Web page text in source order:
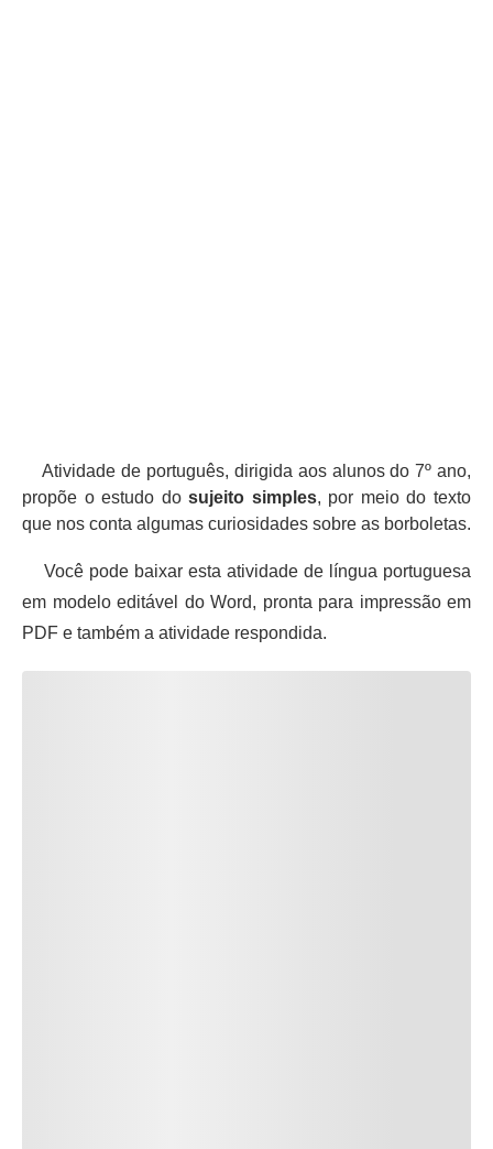
Atividade de português, dirigida aos alunos do 7º ano,
propõe o estudo dosujeito simples, por meio do texto
que nos conta algumas curiosidades sobre as borboletas.
Você pode baixar esta atividade de língua portuguesa
em modelo editável do Word, pronta para impressão em
PDF e também a atividade respondida.